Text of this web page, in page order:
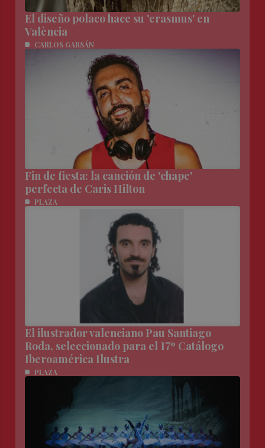
El diseño polaco hace su 'erasmus' en
València
CARLOS GARSÁN
Fin de fiesta: la canción de 'chape'
perfecta de Caris Hilton
PLAZA
El ilustrador valenciano Pau Santiago
Roda, seleccionado para el 17º Catálogo
Iberoamérica Ilustra
PLAZA